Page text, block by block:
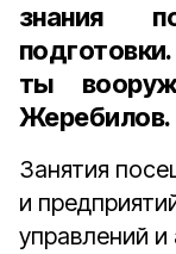
знания
ты
Жеребилов.
Занятия
и
управлений